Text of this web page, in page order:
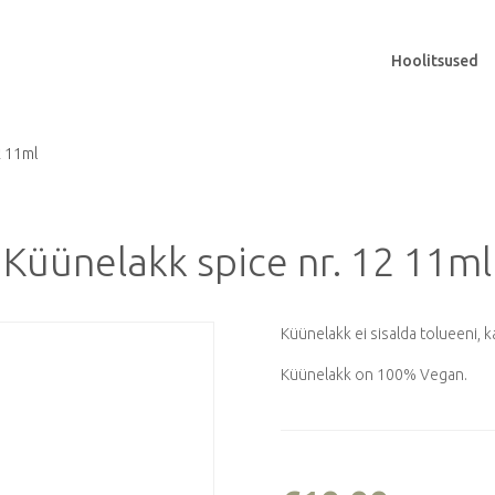
Hoolitsused
Küünelakk spice nr. 12 11ml
Küünelakk ei sisalda tolueeni,
Küünelakk on 100% Vegan.